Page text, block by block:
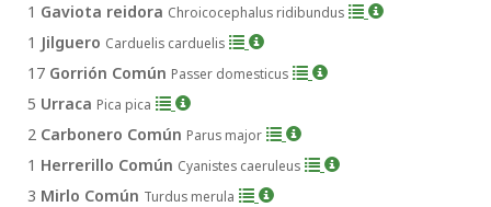
1 Gaviota reidora Chroicocephalus ridibundus
1 Jilguero Carduelis carduelis
17 Gorrión Común Passer domesticus
5 Urraca Pica pica
2 Carbonero Común Parus major
1 Herrerillo Común Cyanistes caeruleus
3 Mirlo Común Turdus merula